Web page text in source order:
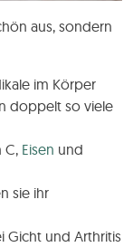
aus, sondern
im Körper
doppelt so viele
C, Eisen und
sie ihr
Gicht und Arthritis